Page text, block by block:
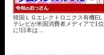
韓国ＬＧエレクトロニクス有機EL
テレビが米国消費者メディアで1位
に!日本は…